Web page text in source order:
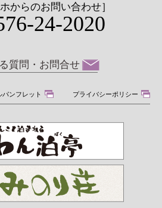
からのお問い合わせ］
24-2020
質問・お問合せ
パンフレット プライバシーポリシー